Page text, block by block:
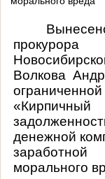
прокурора
Волкова
денежной
морального